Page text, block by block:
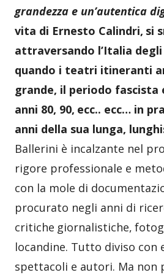
grandezza e un’autentica
vita di Ernesto Calindri, si
attraversando l’Italia
quando i teatri itineranti
grande, il periodo fascista
anni 80, 90, ecc.. ecc… in
anni della sua lunga,
Ballerini è incalzante nel
rigore professionale e
con la mole di
procurato negli anni di
critiche giornalistiche,
locandine. Tutto diviso con
spettacoli e autori. Ma non